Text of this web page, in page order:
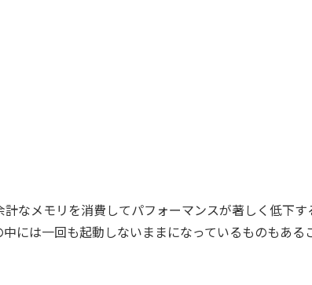
なメモリを消費してパフォーマンスが著しく低下す
には一回も起動しないままになっているものもある